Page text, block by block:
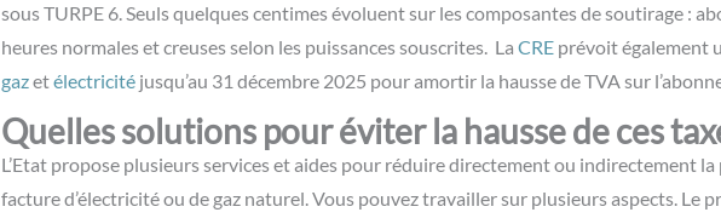
sous TURPE 6. Seuls quelques centimes évoluent sur les composantes de soutirage :
heures normales et creuses selon les puissances souscrites. La CRE prévoit également
gazetélectricité jusqu’au 31 décembre 2025 pour amortir la hausse de TVA sur
Quelles solutions pour éviter la hausse de ces
L’Etat propose plusieurs services et aides pour réduire directement ou indirectement
facture d’électricité ou de gaz naturel. Vous pouvez travailler sur plusieurs aspects. Le